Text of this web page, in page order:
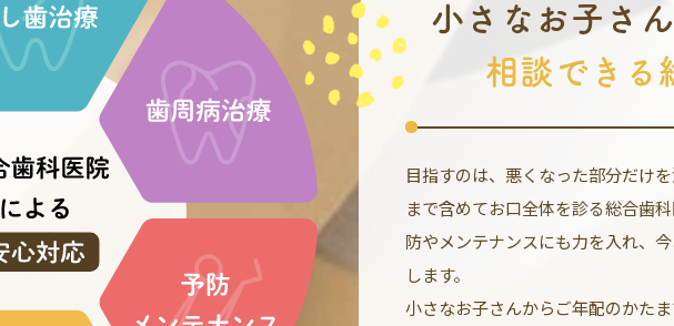
小さなお子さ
相談できる
目指すのは、悪くなった部分だけ
まで含めてお口全体を診る総合歯
防やメンテナンスにも力を入れ、
します。
小さなお子さんからご年配のかた